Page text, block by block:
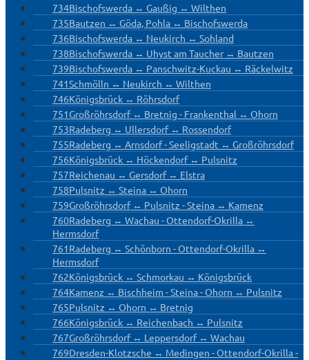
734Bischofswerda ↔ Gaußig ↔ Wilthen
735Bautzen ↔ Göda, Pohla ↔ Bischofswerda
736Bischofswerda ↔ Neukirch ↔ Sohland
738Bischofswerda ↔ Uhyst am Taucher ↔ Bautzen
739Bischofswerda ↔ Panschwitz-Kuckau ↔ Räckelwitz
741Schmölln ↔ Neukirch ↔ Wilthen
746Königsbrück ↔ Röhrsdorf
751Großröhrsdorf ↔ Bretnig - Frankenthal ↔ Ohorn
753Radeberg ↔ Ullersdorf ↔ Rossendorf
755Radeberg ↔ Arnsdorf - Seeligstadt ↔ Großröhrsdorf
756Königsbrück ↔ Höckendorf ↔ Pulsnitz
757Reichenau ↔ Gersdorf ↔ Elstra
758Pulsnitz ↔ Steina ↔ Ohorn
759Großröhrsdorf ↔ Pulsnitz - Steina ↔ Kamenz
760Radeberg ↔ Wachau - Ottendorf-Okrilla ↔
Hermsdorf
761Radeberg ↔ Schönborn - Ottendorf-Okrilla ↔
Hermsdorf
762Königsbrück ↔ Schmorkau ↔ Königsbrück
764Kamenz ↔ Bischheim - Steina - Ohorn ↔ Pulsnitz
765Pulsnitz ↔ Ohorn ↔ Bretnig
766Königsbrück ↔ Reichenbach ↔ Pulsnitz
767Großröhrsdorf ↔ Leppersdorf ↔ Wachau
769Dresden-Klotzsche ↔ Medingen - Ottendorf-Okrilla -